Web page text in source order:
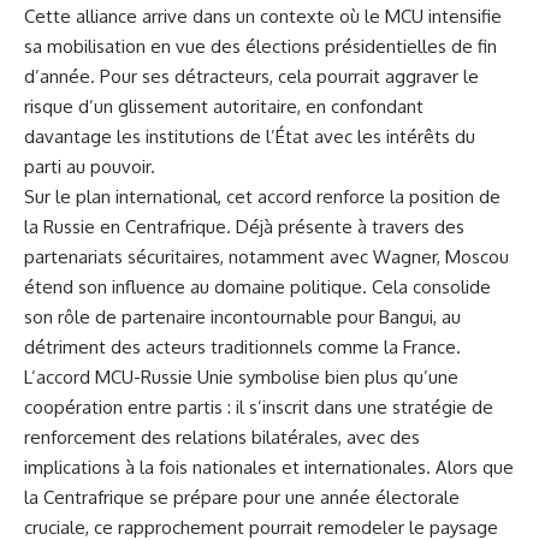
Cette alliance arrive dans un contexte où le MCU intensifie
sa mobilisation en vue des élections présidentielles de fin
d’année. Pour ses détracteurs, cela pourrait aggraver le
risque d’un glissement autoritaire, en confondant
davantage les institutions de l’État avec les intérêts du
parti au pouvoir.
Sur le plan international, cet accord renforce la position de
la Russie en Centrafrique. Déjà présente à travers des
partenariats sécuritaires, notamment avec Wagner, Moscou
étend son influence au domaine politique. Cela consolide
son rôle de partenaire incontournable pour Bangui, au
détriment des acteurs traditionnels comme la France.
L’accord MCU-Russie Unie symbolise bien plus qu’une
coopération entre partis : il s’inscrit dans une stratégie de
renforcement des relations bilatérales, avec des
implications à la fois nationales et internationales. Alors que
la Centrafrique se prépare pour une année électorale
cruciale, ce rapprochement pourrait remodeler le paysage